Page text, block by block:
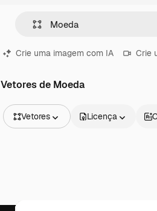
Crie uma imagem com IA Crie
Vetores de Moeda
Vetores
Vídeos
Licença